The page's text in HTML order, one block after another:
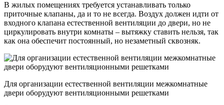
В жилых помещениях требуется устанавливать только
приточные клапаны, да и то не всегда. Воздух должен идти от
входного клапана естественной вентиляции до двери, но не
циркулировать внутри комнаты – вытяжку ставить нельзя, так
как она обеспечит постоянный, но незаметный сквозняк.
Для организации естественной вентиляции межкомнатные
двери оборудуют вентиляционными решетками